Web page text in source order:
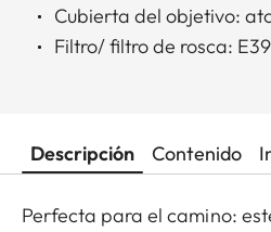
Cubierta del objetivo:
Filtro/ filtro de rosca: E39
Descripción Contenido
Perfecta para el camino: